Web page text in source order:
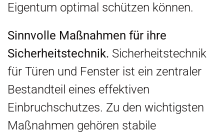
Eigentum optimal schützen können.
Sinnvolle Maßnahmen für ihre
Sicherheitstechnik. Sicherheitstechnik
für Türen und Fenster ist ein zentraler
Bestandteil eines effektiven
Einbruchschutzes. Zu den wichtigsten
Maßnahmen gehören stabile